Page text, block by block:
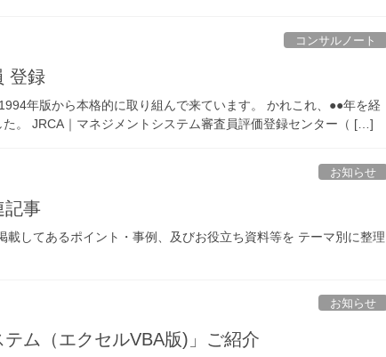
コンサルノート
登録
年版から本格的に取り組んで来ています。 かれこれ、●●年を経
。 JRCA｜マネジメントシステム審査員評価登録センター（ […]
お知らせ
記事
してあるポイント・事例、及びお役立ち資料等を テーマ別に整理
お知らせ
テム（エクセルVBA版)」ご紹介